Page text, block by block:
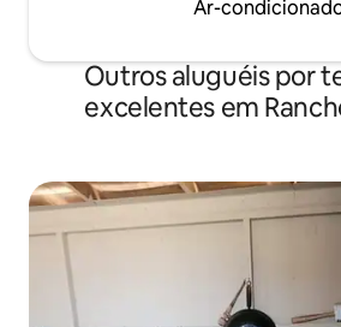
Ar-
Outros aluguéis por
excelentes em